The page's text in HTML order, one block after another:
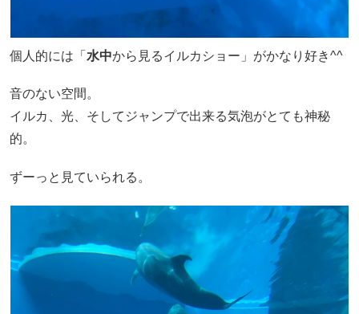
個人的には「 水中から見るイルカショー」がかなり好き^^
音のない空間。
イルカ、光、そしてジャンプで出来る気泡がとても神秘
的。
ずーっと見ていられる。